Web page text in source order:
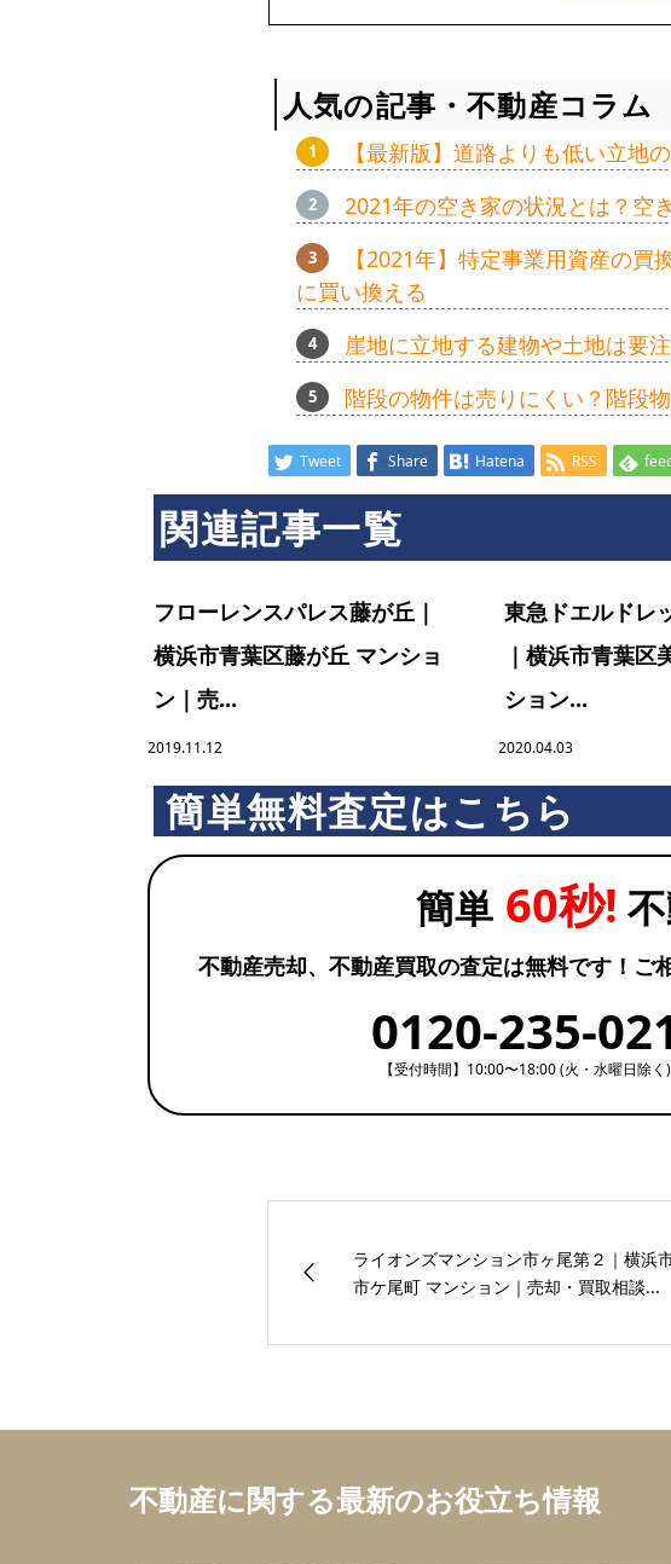
マ
ン
シ
ョ
ン
ラ
イ
ラ
人気の記事・不動産コラム
【最新版】道路よりも低い立地
2021年の空き家の状況とは？空
【2021年】特定事業用資産の
に買い換える
崖地に立地する建物や土地は要
階段の物件は売りにくい？階段
Tweet Share Hatena RSS
関連記事一覧
フローレンスパレス藤が丘｜
横浜市青葉区藤が丘 マンショ
ン｜売...
2019.11.12
東急ドエルドレ
｜横浜市青葉区
ション...
2020.04.03
簡単無料査定はこちら
簡単60秒!
不動産売却、不動産買取の査定は無料です！ご
0120-235-
【受付時間】10:00〜18:00 (火・水曜日除く)
ライオンズマンション市ヶ尾第２｜横浜
市ケ尾町 マンション｜売却・買取相談...
不動産に関する最新のお役立ち情報